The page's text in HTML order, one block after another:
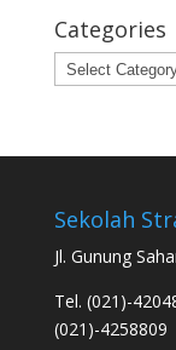
Categories
Categories
Sekolah
Jl. Gunung
Tel. (021)-
(021)-4258809